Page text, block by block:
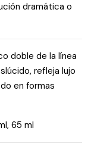
dramática o
doble de la línea
refleja lujo
en formas
65 ml